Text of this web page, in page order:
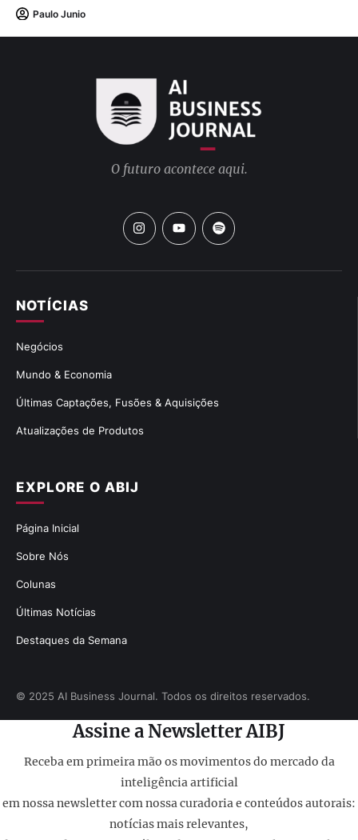
Paulo Junio
EXPLORE O ABIJ
Página Inicial
Sobre Nós
Colunas
Últimas Notícias
Destaques da Semana
NOTÍCIAS
Negócios
Mundo & Economia
Últimas Captações, Fusões & Aquisições
Atualizações de Produtos
O futuro acontece aqui.
© 2025 AI Business Journal. Todos os direitos reservados.
Assine a Newsletter AIBJ
Receba em primeira mão os movimentos do mercado da
inteligência artificial
em nossa newsletter com nossa curadoria e conteúdos autorais:
notícias mais relevantes,